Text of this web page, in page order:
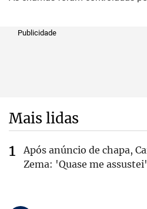
Publicidade
Mais lidas
Após anúncio de chapa,
Zema: 'Quase me assustei'